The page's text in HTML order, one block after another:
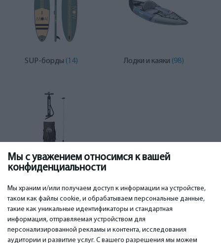
Мы с уважением относимся к вашей
конфиденциальности
Мы храним и/или получаем доступ к информации на устройстве,
таком как файлы cookie, и обрабатываем персональные данные,
такие как уникальные идентификаторы и стандартная
информация, отправляемая устройством для
персонализированной рекламы и контента, исследования
аудитории и развитие услуг. С вашего разрешения мы можем
SUP-борды (14) Лодки и каяки (98)
ВАЖНОЕ КОНТАКТЫ